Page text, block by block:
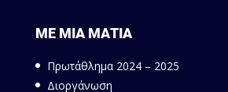
ΜΕ ΜΙΑ ΜΑΤΙΑ
Πρωτάθλημα 2024 – 2025
Διοργάνωση